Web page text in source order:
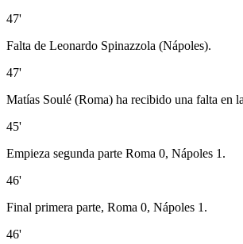
47'
Falta de Leonardo Spinazzola (Nápoles).
47'
Matías Soulé (Roma) ha recibido una falta en
45'
Empieza segunda parte Roma 0, Nápoles 1.
46'
Final primera parte, Roma 0, Nápoles 1.
46'